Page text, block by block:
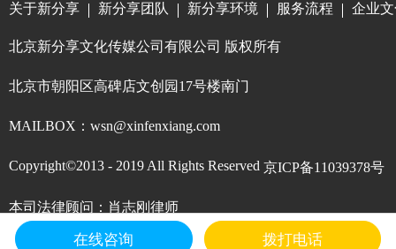
关于新分享 新分享团队 新分享环境 服务流程 企业
北京新分享文化传媒公司有限公司 版权所有
北京市朝阳区高碑店文创园17号楼南门
MAILBOX：wsn@xinfenxiang.com
Copyright©2013 - 2019 All Rights Reserved 京ICP备11039378号
本司法律顾问：肖志刚律师
在线咨询 拨打电话